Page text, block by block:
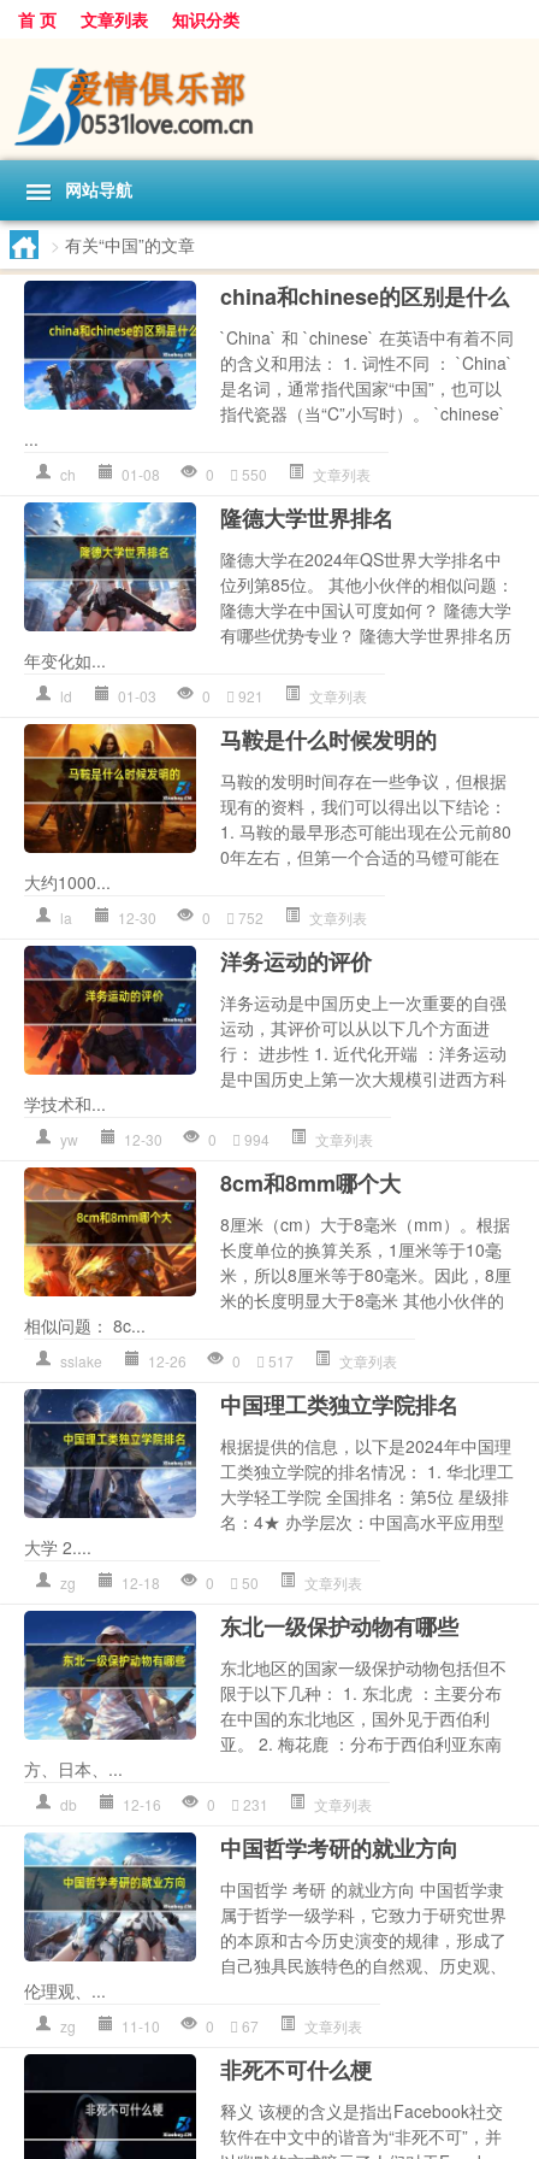
首 页 文章列表 知识分类
网站导航
> 有关“中国”的文章
china和chinese的区别是什么
`China` 和 `chinese` 在英语中有着不同
的含义和用法： 1. 词性不同 ： `China`
是名词，通常指代国家“中国”，也可以
指代瓷器（当“C”小写时）。 `chinese`
...
ch 01-08 0 550 文章列表
隆德大学世界排名
隆德大学在2024年QS世界大学排名中
位列第85位。 其他小伙伴的相似问题：
隆德大学在中国认可度如何？ 隆德大学
有哪些优势专业？ 隆德大学世界排名历
年变化如...
ld 01-03 0 921 文章列表
马鞍是什么时候发明的
马鞍的发明时间存在一些争议，但根据
现有的资料，我们可以得出以下结论：
1. 马鞍的最早形态可能出现在公元前80
0年左右，但第一个合适的马镫可能在
大约1000...
la 12-30 0 752 文章列表
洋务运动的评价
洋务运动是中国历史上一次重要的自强
运动，其评价可以从以下几个方面进
行： 进步性 1. 近代化开端 ：洋务运动
是中国历史上第一次大规模引进西方科
学技术和...
yw 12-30 0 994 文章列表
8cm和8mm哪个大
8厘米（cm）大于8毫米（mm）。根据
长度单位的换算关系，1厘米等于10毫
米，所以8厘米等于80毫米。因此，8厘
米的长度明显大于8毫米 其他小伙伴的
相似问题： 8c...
sslake 12-26 0 517 文章列表
中国理工类独立学院排名
根据提供的信息，以下是2024年中国理
工类独立学院的排名情况： 1. 华北理工
大学轻工学院 全国排名：第5位 星级排
名：4★ 办学层次：中国高水平应用型
大学 2....
zg 12-18 0 50 文章列表
东北一级保护动物有哪些
东北地区的国家一级保护动物包括但不
限于以下几种： 1. 东北虎 ：主要分布
在中国的东北地区，国外见于西伯利
亚。 2. 梅花鹿 ：分布于西伯利亚东南
方、日本、...
db 12-16 0 231 文章列表
中国哲学考研的就业方向
中国哲学 考研 的就业方向 中国哲学隶
属于哲学一级学科，它致力于研究世界
的本原和古今历史演变的规律，形成了
自己独具民族特色的自然观、历史观、
伦理观、...
zg 11-10 0 67 文章列表
非死不可什么梗
释义 该梗的含义是指出Facebook社交
软件在中文中的谐音为“非死不可”，并